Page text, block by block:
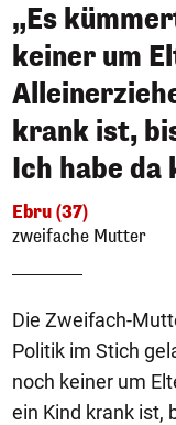
„Es
keiner um
krank ist,
Ich habe da
Ebru (37)
zweifache Mutter
Die Zweifach-
Politik im Stich
noch keiner um
ein Kind krank ist,